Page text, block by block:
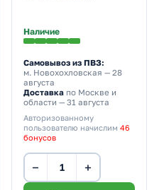
Наличие
Самовывоз из ПВЗ:
м. Новохохловская — 28
августа
Доставкапо Москве и
области — 31 августа
Авторизованному
пользователю начислим 46
бонусов
− +